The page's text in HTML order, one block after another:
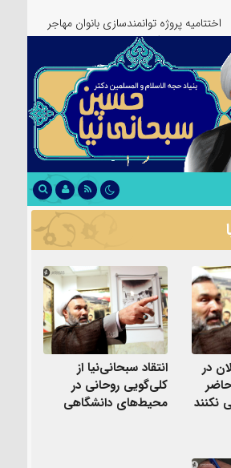
اختتامیه پروژه توانمندسازی بانوان مهاجر
سرپرست خانواده
در
نکنند
انتقاد سبحانی‌نیا از
کلی‌گویی روحانی در
محیط‌های دانشگاهی